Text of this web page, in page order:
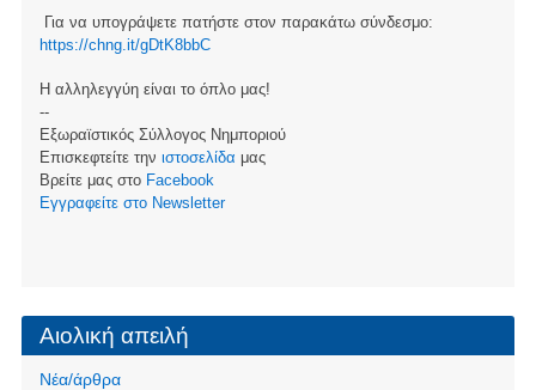
Για να υπογράψετε πατήστε στον παρακάτω σύνδεσμο:
https://chng.it/gDtK8bbC
Η αλληλεγγύη είναι το όπλο μας!
--
Εξωραϊστικός Σύλλογος Νημποριού
Επισκεφτείτε την ιστοσελίδα μας
Βρείτε μας στο Facebook
Eγγραφείτε στο Newsletter
Αιολική απειλή
Νέα/άρθρα